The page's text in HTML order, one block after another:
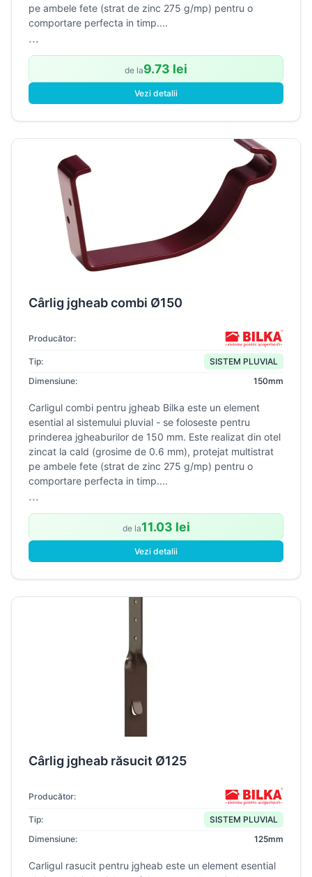
pe ambele fete (strat de zinc 275 g/mp) pentru o
comportare perfecta in timp....
...
de la9.73 lei
Vezi detalii
Cârlig jgheab combi Ø150
Producător:
Tip:
SISTEM PLUVIAL
Dimensiune:
150mm
Carligul combi pentru jgheab Bilka este un element
esential al sistemului pluvial - se foloseste pentru
prinderea jgheaburilor de 150 mm. Este realizat din otel
zincat la cald (grosime de 0.6 mm), protejat multistrat
pe ambele fete (strat de zinc 275 g/mp) pentru o
comportare perfecta in timp....
...
de la11.03 lei
Vezi detalii
Cârlig jgheab răsucit Ø125
Producător:
Tip:
SISTEM PLUVIAL
Dimensiune:
125mm
Carligul rasucit pentru jgheab este un element esential